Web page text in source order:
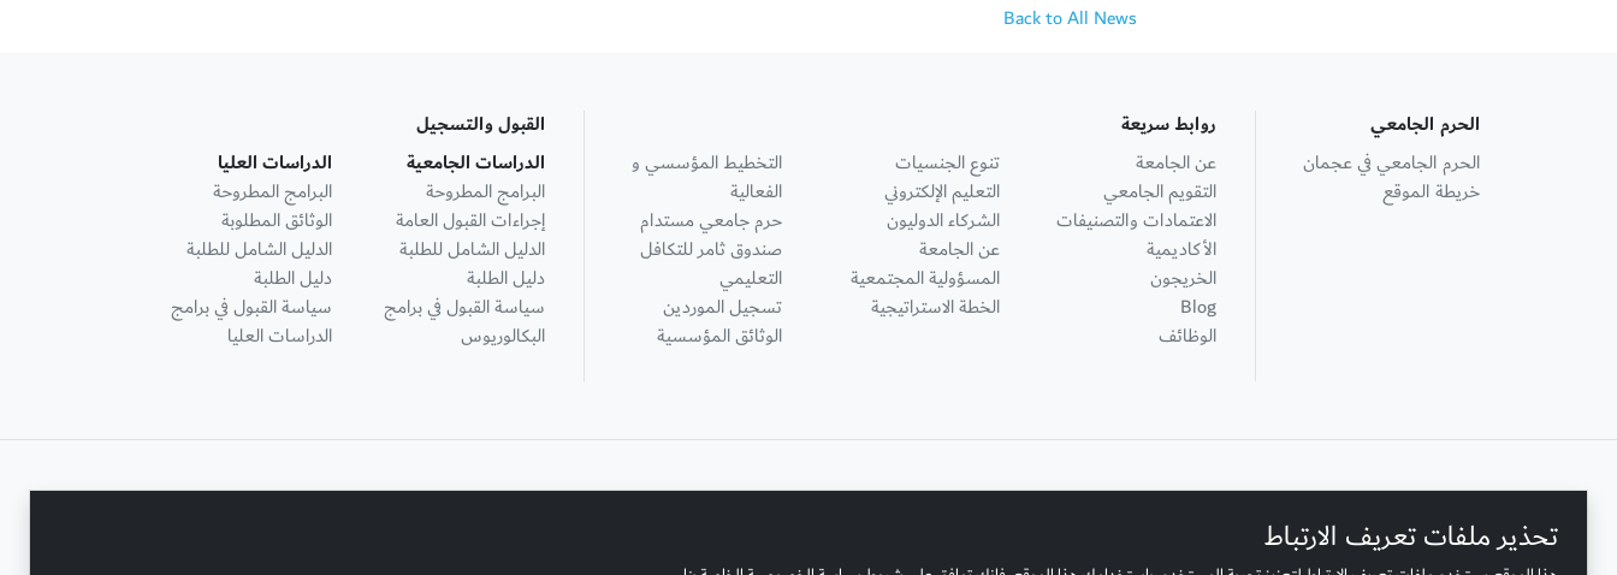
Back to All News
تحذير ملفات تعريف الارتباط
الحرم الجامعي
الحرم الجامعي في عجمان
خريطة الموقع
روابط سريعة
عن الجامعة
التقويم الجامعي
الاعتمادات والتصنيفات
الأكاديمية
الخريجون
Blog
الوظائف
تنوع الجنسيات
التعليم الإلكتروني
الشركاء الدوليون
عن الجامعة
المسؤولية المجتمعية
الخطة الاستراتيجية
التخطيط المؤسسي و
الفعالية
حرم جامعي مستدام
صندوق ثامر للتكافل
التعليمي
تسجيل الموردين
الوثائق المؤسسية
القبول والتسجيل
الدراسات الجامعية
البرامج المطروحة
إجراءات القبول العامة
الدليل الشامل للطلبة
دليل الطلبة
سياسة القبول في برامج
البكالوريوس
الدراسات العليا
البرامج المطروحة
الوثائق المطلوبة
الدليل الشامل للطلبة
دليل الطلبة
سياسة القبول في برامج
الدراسات العليا